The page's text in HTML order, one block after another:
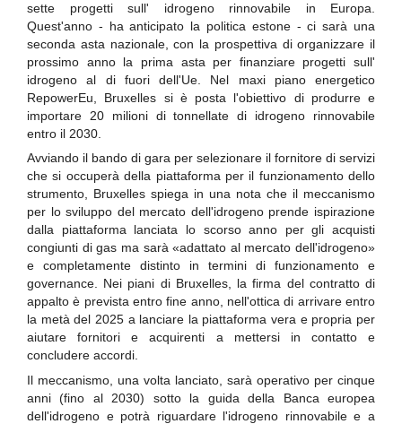
sette progetti sull' idrogeno rinnovabile in Europa.
Quest'anno - ha anticipato la politica estone - ci sarà una
seconda asta nazionale, con la prospettiva di organizzare il
prossimo anno la prima asta per finanziare progetti sull'
idrogeno al di fuori dell'Ue. Nel maxi piano energetico
RepowerEu, Bruxelles si è posta l'obiettivo di produrre e
importare 20 milioni di tonnellate di idrogeno rinnovabile
entro il 2030.
Avviando il bando di gara per selezionare il fornitore di servizi
che si occuperà della piattaforma per il funzionamento dello
strumento, Bruxelles spiega in una nota che il meccanismo
per lo sviluppo del mercato dell'idrogeno prende ispirazione
dalla piattaforma lanciata lo scorso anno per gli acquisti
congiunti di gas ma sarà «adattato al mercato dell'idrogeno»
e completamente distinto in termini di funzionamento e
governance. Nei piani di Bruxelles, la firma del contratto di
appalto è prevista entro fine anno, nell'ottica di arrivare entro
la metà del 2025 a lanciare la piattaforma vera e propria per
aiutare fornitori e acquirenti a mettersi in contatto e
concludere accordi.
Il meccanismo, una volta lanciato, sarà operativo per cinque
anni (fino al 2030) sotto la guida della Banca europea
dell'idrogeno e potrà riguardare l'idrogeno rinnovabile e a